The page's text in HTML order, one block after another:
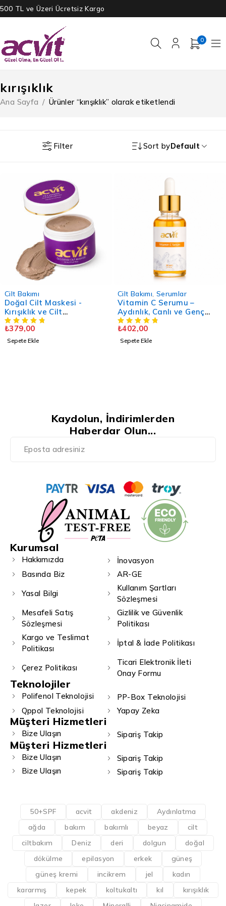
500 TL ve Üzeri Ücretsiz Kargo
0
kırışıklık
Ana Sayfa / Ürünler “kırışıklık” olarak etiketlendi
Filter Sort byDefault
Cilt Bakımı
Doğal Cilt Maskesi -
Kırışıklık ve Cilt
Sorunlarınız İçin - 150 ML.
₺379,00
Sepete Ekle
Cilt Bakımı Serumlar
Vitamin C Serumu –
Aydınlık, Canlı ve Genç
Görünüm- 30 ML
₺402,00
Sepete Ekle
Kurumsal
Hakkımızda
İnovasyon
Basında Biz
AR-GE
Yasal Bilgi
Kullanım Şartları
Sözleşmesi
Mesafeli Satış
Sözleşmesi
Gizlilik ve Güvenlik
Politikası
Kargo ve Teslimat
Politikası
İptal & İade Politikası
Çerez Politikası
Ticari Elektronik İleti
Onay Formu
Teknolojiler
Polifenol Teknolojisi
PP-Box Teknolojisi
Qppol Teknolojisi
Yapay Zeka
Müşteri Hizmetleri
Bize Ulaşın Sipariş Takip
Müşteri Hizmetleri
Bize Ulaşın
Sipariş Takip
Bize Ulaşın
Sipariş Takip
Kaydolun, İndirimlerden
Haberdar Olun...
50+SPF acvit akdeniz
Aydınlatma
ağda
bakım bakımlı beyaz
cilt
ciltbakım
Deniz deri dolgun
doğal
dökülme
epilasyon erkek
güneş
güneş kremi
incikrem jel
kadın
kararmış
kepek koltukaltı kıl
kırışıklık